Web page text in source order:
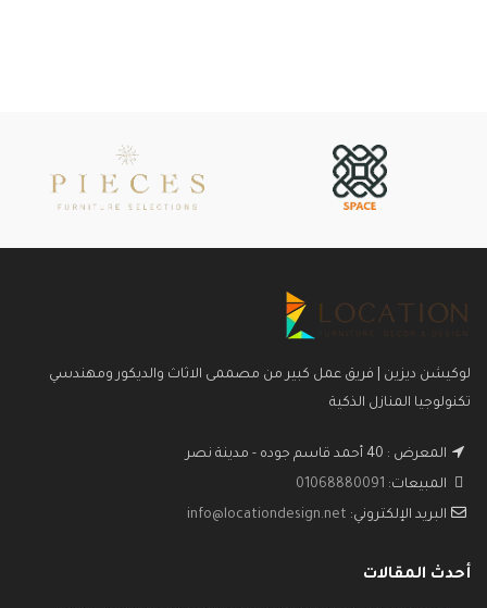
لوكيشن ديزين | فريق عمل كبير من مصممى الاثاث والديكور ومهندسي
تكنولوجيا المنازل الذكية
المعرض : 40 أحمد قاسم جوده - مدينة نصر
المبيعات: 01068880091
البريد الإلكتروني: info@locationdesign.net
أحدث المقالات